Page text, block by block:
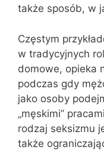
także sposób, w
Częstym
w tradycyjnych
domowe, opieka
podczas gdy
jako osoby
„męskimi”
rodzaj seksizmu
także